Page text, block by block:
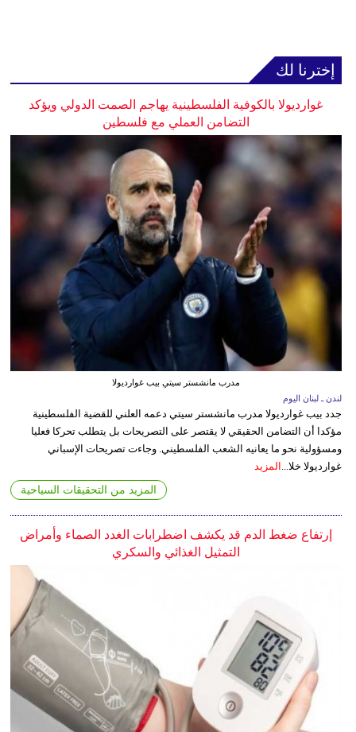
إخترنا لك
غوارديولا بالكوفية الفلسطينية يهاجم الصمت الدولي ويؤكد
التضامن العملي مع فلسطين
مدرب مانشستر سيتي بيب غوارديولا
لندن ـ لبنان اليوم
جدد بيب غوارديولا مدرب مانشستر سيتي دعمه العلني للقضية الفلسطينية
مؤكدا أن التضامن الحقيقي لا يقتصر على التصريحات بل يتطلب تحركا فعليا
ومسؤولية نحو ما يعانيه الشعب الفلسطيني. وجاءت تصريحات الإسباني
غوارديولا خلا... المزيد
المزيد من التحقيقات السياحية
إرتفاع ضغط الدم قد يكشف اضطرابات الغدد الصماء وأمراض
التمثيل الغذائي والسكري